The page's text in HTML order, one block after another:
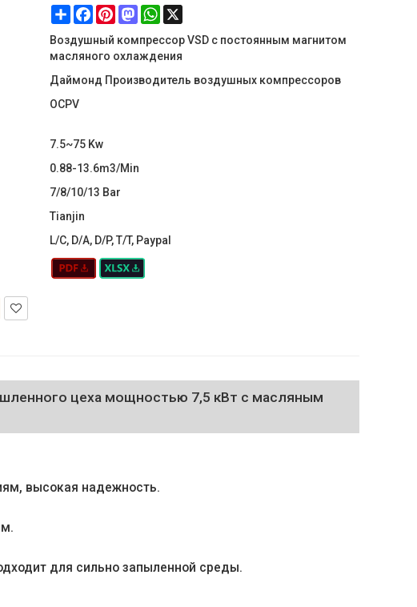
ShareFacebook
PinterestMastodonWhatsApp
Воздушный компрессор VSD с постоянным магнитом
масляного охлаждения
Даймонд Производитель воздушных компрессоров
OCPV
7.5~75 Kw
0.88-13.6m3/Min
7/8/10/13 Bar
Tianjin
L/C, D/A, D/P, T/T, Paypal
цеха мощностью 7,5 кВт с масляным
высокая надежность.
для сильно запыленной среды.